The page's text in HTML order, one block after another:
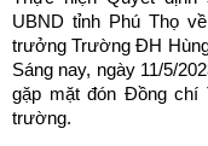
UBND tỉnh Phú Thọ
trưởng Trường ĐH
Sáng nay, ngày 11/5/
gặp mặt đón Đồng chí
trường.